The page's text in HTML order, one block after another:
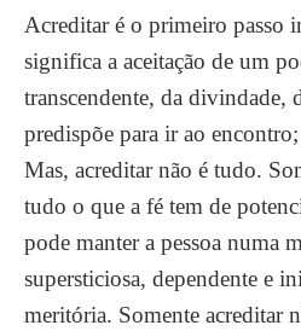
Acreditar é o primeiro passo
significa a aceitação de um
transcendente, da divindade,
predispõe para ir ao
Mas, acreditar não é tudo.
tudo o que a fé tem de
pode manter a pessoa numa
supersticiosa, dependente e
meritória. Somente acreditar